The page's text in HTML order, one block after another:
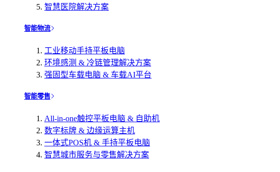
智慧医院解决方案
智能物流
工业移动手持平板电脑
环境感测 & 冷链管理解决方案
强固型车载电脑 & 车载AI平台
智能零售
All-in-one触控平板电脑 & 自助机
数字标牌 & 边缘运算主机
一体式POS机 & 手持平板电脑
智慧城市服务与零售解决方案